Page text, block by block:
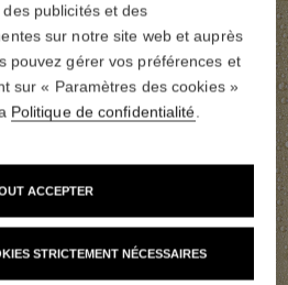
publicités et des
sur notre site web et auprès
pouvez gérer vos préférences et
sur « Paramètres des cookies »
Politique de confidentialité.
STRICTEMENT NÉCESSAIRES
ACCEPTER